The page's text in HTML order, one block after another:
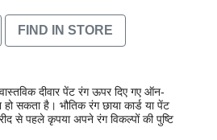
FIND IN STORE
दीवार पेंट रंग ऊपर दिए गए ऑन-
हो सकता है। भौतिक रंग छाया कार्ड या पेंट
से पहले कृपया अपने रंग विकल्पों की पुष्टि